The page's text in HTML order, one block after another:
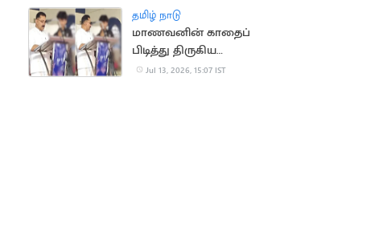
தமிழ் நாடு
மாணவனின் காதைப்
பிடித்து திருகிய
முன்னாள் அமைச்சர்
Jul 13, 2026, 15:07 IST